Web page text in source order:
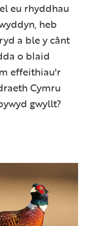
eu rhyddhau
heb
a ble y cânt
o blaid
effeithiau'r
Cymru
gwyllt?